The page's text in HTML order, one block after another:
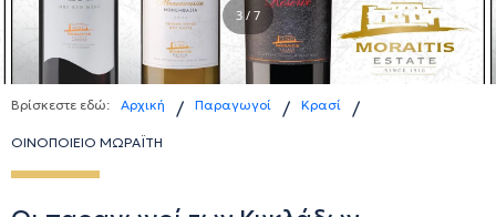
3 / 7
Βρίσκεστε εδώ: Αρχική / Παραγωγοί / Κρασί /
ΟΙΝΟΠΟΙΕΙΟ ΜΩΡΑΪΤΗ